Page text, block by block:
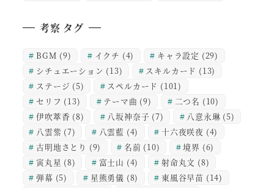
考察 タグ
BGM (9) イクチ (4) キャラ設定 (29)
シチュエーション (13) スキルカード (13)
ステージ (5) スペルカード (101)
セリフ (13) テーマ曲 (9) 二つ名 (10)
伊吹萃香 (8) 八坂神奈子 (7) 八意永琳 (5)
八雲紫 (7) 八雲藍 (4) 十六夜咲夜 (4)
古明地さとり (9) 名前 (10) 境界 (6)
寅丸星 (8) 富士山 (4) 射命丸文 (8)
弾幕 (5) 星熊勇儀 (8) 東風谷早苗 (14)